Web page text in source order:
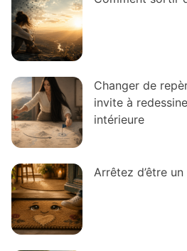
Changer de
invite à
intérieure
Arrêtez d’être